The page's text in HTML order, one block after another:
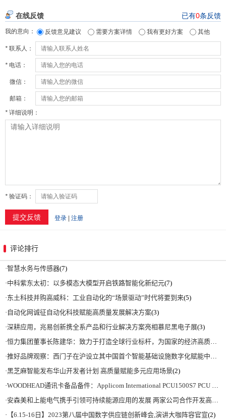
评论排行
·智慧水务与传感器(7)
·中科紫东太初：以多模态大模型开启铁路智能化新纪元(7)
·东土科技并购高威科：工业自动化的“场景驱动”时代将要到来(5)
· 自动化网诚征自动化科技赋能高质量发展解决方案(3)
·深耕应用，兆易创新携全系产品和行业解决方案亮相慕尼黑电子展(3)
·恒力集团董事长陈建华：致力于打造全球行业标杆，为国家的经济高质量发展贡献更大力量|上海电气集团党委书记、董事长吴磊来访
·推好品牌观察：西门子在沪设立其中国首个智能基础设施数字化赋能中心
·黑芝麻智能发布华山开发者计划 高质量赋能多元应用场景(2)
·WOODHEAD通讯卡备品备件：Applicom International PCU1500S7 PCU 1500 S7 V4.5.0
·安森美和上能电气携手引领可持续能源应用的发展 两家公司合作开发高性能储能和太阳能组串式逆变器方案 以实现可持续的未来
· 【6.15-16日】2023第八届中国数字供应链创新峰会,演讲大咖阵容官宣(2)